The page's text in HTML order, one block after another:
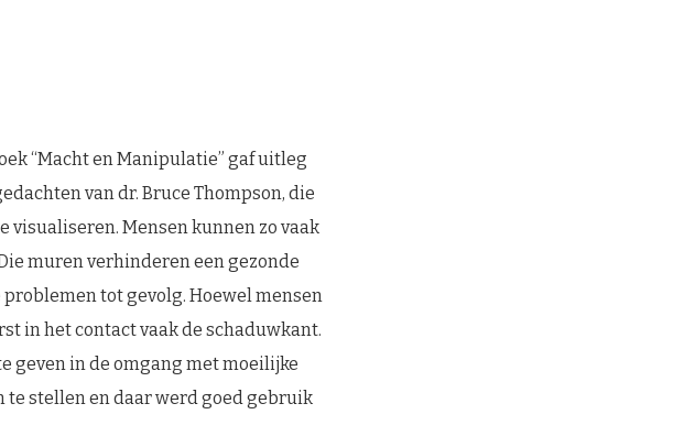
“Macht en Manipulatie” gaf uitleg
van dr. Bruce Thompson, die
visualiseren. Mensen kunnen zo vaak
muren verhinderen een gezonde
tot gevolg. Hoewel mensen
in het contact vaak de schaduwkant.
geven in de omgang met moeilijke
te stellen en daar werd goed gebruik